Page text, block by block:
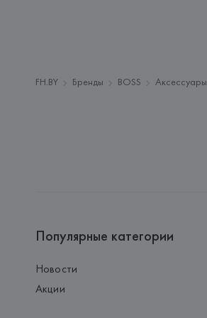
FH.BY Бренды BOSS Аксессуары
Популярные категории
Новости
Акции